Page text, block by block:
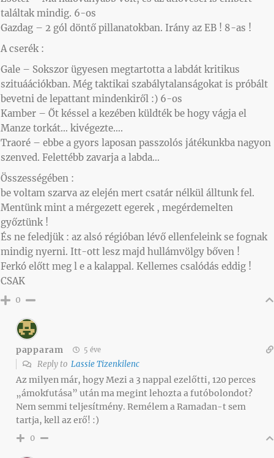
találtak mindig. 6-os
Gazdag – 2 gól döntő pillanatokban. Irány az EB ! 8-as !
A cserék :
Gale – Sokszor ügyesen megtartotta a labdát kritikus
szituáációkban. Még taktikai szabálytalanságokat is próbált
bevetni de lepattant mindenkiről :) 6-os
Kamber – Őt késsel a kezében küldték be hogy vágja el
Manze torkát… kivégezte….
Traoré – ebbe a gyors laposan passzolós játékunkba nagyon
szenved. Felettébb zavarja a labda…
Összességében :
be voltam szarva az elején mert csatár nélkül álltunk fel.
Mentünk mint a mérgezett egerek , megérdemelten
győztünk !
És ne feledjük : az alsó régióban lévő ellenfeleink se fognak
mindig nyerni. Itt-ott lesz majd hullámvölgy bőven !
Ferkó előtt meg l e a kalappal. Kellemes csalódás eddig !
CSAK
0
papparam 5 éve
Reply to Lassie Tizenkilenc
Az milyen már, hogy Mezi a 3 nappal ezelőtti, 120 perces
„ámokfutása” után ma megint lehozta a futóbolondot?
Nem semmi teljesítmény. Remélem a Ramadan-t sem
tartja, kell az erő! :)
0